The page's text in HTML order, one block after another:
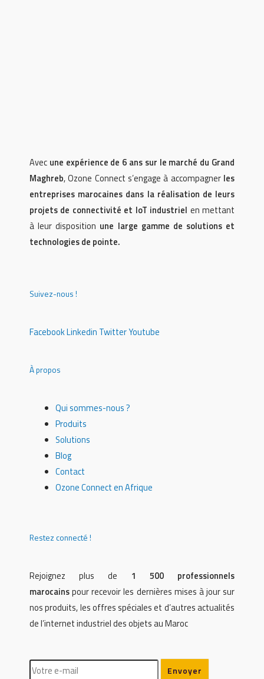
Avec une expérience de 6 ans sur le marché du Grand
Maghreb, Ozone Connect s’engage à accompagner les
entreprises marocaines dans la réalisation de leurs
projets de connectivité et IoT industriel en mettant
à leur disposition une large gamme de solutions et
technologies de pointe.
Suivez-nous !
FacebookLinkedin TwitterYoutube
À propos
Qui sommes-nous ?
Produits
Solutions
Blog
Contact
Ozone Connect en Afrique
Restez connecté !
Rejoignez plus de 1 500 professionnels
marocainspour recevoir les dernières mises à jour sur
nos produits, les offres spéciales et d’autres actualités
de l’internet industriel des objets au Maroc